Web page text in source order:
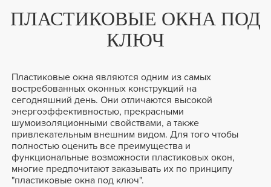
ПЛАСТИКОВЫЕ ОКНА ПОД
КЛЮЧ
Пластиковые окна являются одним из самых
востребованных оконных конструкций на
сегодняшний день. Они отличаются высокой
энергоэффективностью, прекрасными
шумоизоляционными свойствами, а также
привлекательным внешним видом. Для того чтобы
полностью оценить все преимущества и
функциональные возможности пластиковых окон,
многие предпочитают заказывать их по принципу
"пластиковые окна под ключ".